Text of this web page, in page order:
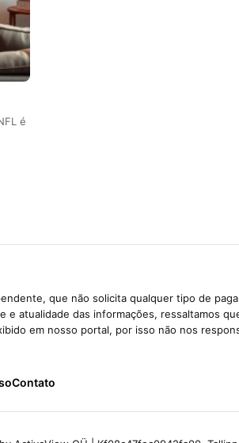
é
que não solicita qualquer tipo de
e atualidade das informações, ressaltamos
em nosso portal, por isso não nos
Contato